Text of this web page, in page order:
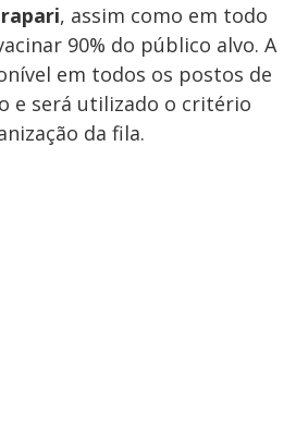
, assim como em todo
90% do público alvo. A
em todos os postos de
e será utilizado o critério
da fila.